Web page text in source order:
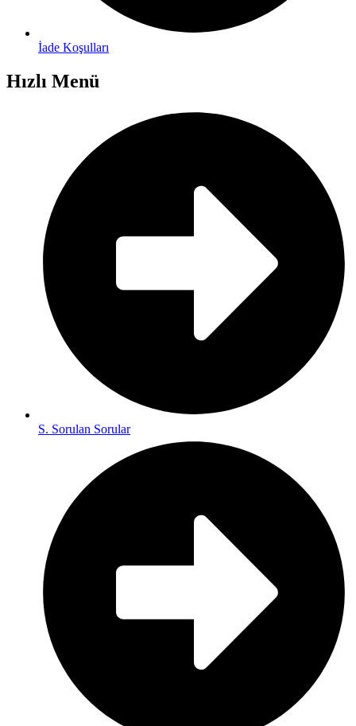
İade Koşulları
Hızlı Menü
S. Sorulan Sorular